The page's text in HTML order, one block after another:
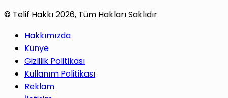
© Telif Hakkı 2026, Tüm Hakları Saklıdır
Hakkımızda
Künye
Gizlilik Politikası
Kullanım Politikası
Reklam